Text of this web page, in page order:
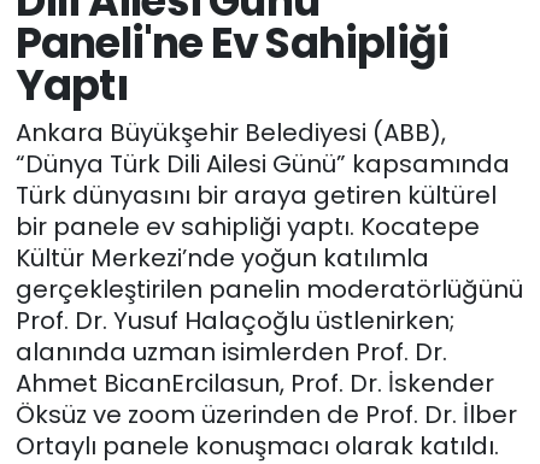
Paneli'ne Ev Sahipliği
Yaptı
Ankara Büyükşehir Belediyesi (ABB),
“Dünya Türk Dili Ailesi Günü” kapsamında
Türk dünyasını bir araya getiren kültürel
bir panele ev sahipliği yaptı. Kocatepe
Kültür Merkezi’nde yoğun katılımla
gerçekleştirilen panelin moderatörlüğünü
Prof. Dr. Yusuf Halaçoğlu üstlenirken;
alanında uzman isimlerden Prof. Dr.
Ahmet BicanErcilasun, Prof. Dr. İskender
Öksüz ve zoom üzerinden de Prof. Dr. İlber
Ortaylı panele konuşmacı olarak katıldı.
Son Dakika Haberleri
Haber Arşivi